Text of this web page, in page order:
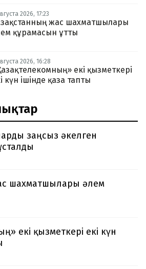
2026, 17:23
жас шахматшылары
құрамасын ұтты
2026, 16:28
екі қызметкері
күн ішінде қаза тапты
заңсыз әкелген
шахматшылары әлем
екі қызметкері екі күн